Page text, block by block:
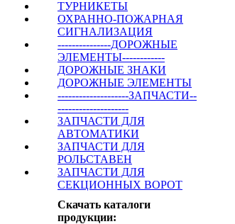
ТУРНИКЕТЫ
ОХРАННО-ПОЖАРНАЯ
СИГНАЛИЗАЦИЯ
---------------ДОРОЖНЫЕ
ЭЛЕМЕНТЫ------------
ДОРОЖНЫЕ ЗНАКИ
ДОРОЖНЫЕ ЭЛЕМЕНТЫ
--------------------ЗАПЧАСТИ--
--------------------
ЗАПЧАСТИ ДЛЯ
АВТОМАТИКИ
ЗАПЧАСТИ ДЛЯ
РОЛЬСТАВЕН
ЗАПЧАСТИ ДЛЯ
СЕКЦИОННЫХ ВОРОТ
Скачать каталоги
продукции: